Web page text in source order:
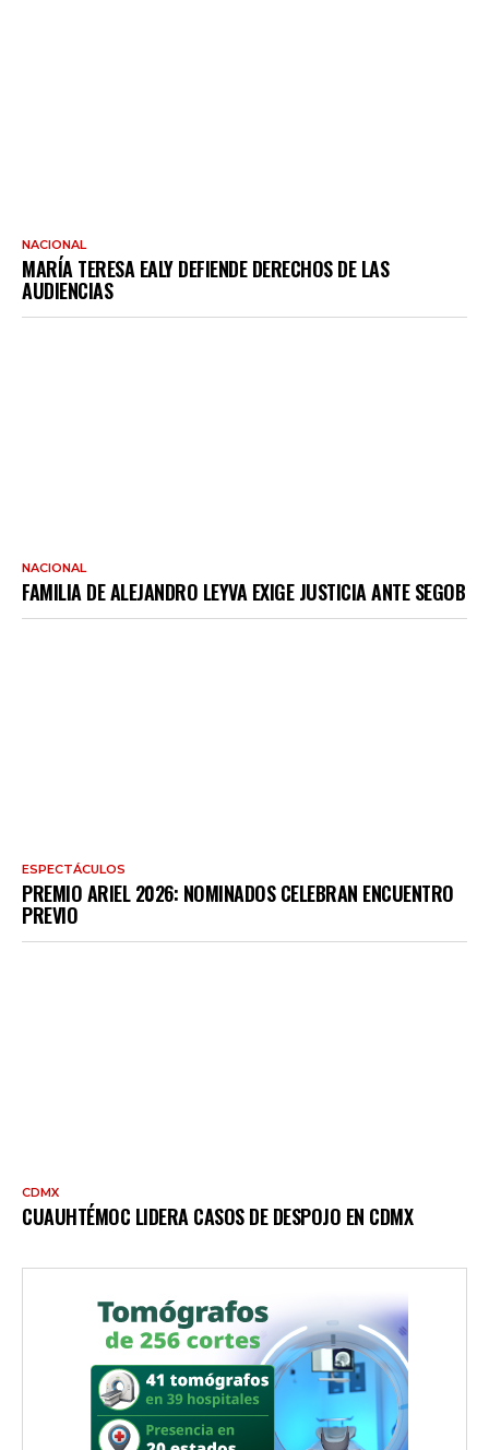
NACIONAL
MARÍA TERESA EALY DEFIENDE DERECHOS DE LAS
AUDIENCIAS
NACIONAL
FAMILIA DE ALEJANDRO LEYVA EXIGE JUSTICIA ANTE SEGOB
ESPECTÁCULOS
PREMIO ARIEL 2026: NOMINADOS CELEBRAN ENCUENTRO
PREVIO
CDMX
CUAUHTÉMOC LIDERA CASOS DE DESPOJO EN CDMX